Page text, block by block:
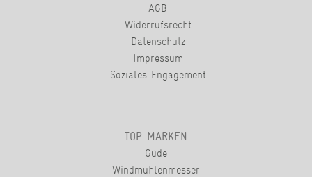
AGB
Widerrufsrecht
Datenschutz
Impressum
Soziales Engagement
TOP-MARKEN
Güde
Windmühlenmesser